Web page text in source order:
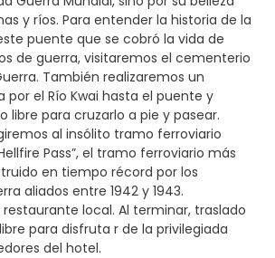
y ríos. Para entender la historia de la
puente que se cobró la vida de
de guerra, visitaremos el cementerio
También realizaremos un
por el Río Kwai hasta el puente y
libre para cruzarlo a pie y pasear.
al insólito tramo ferroviario
Pass”, el tramo ferroviario más
en tiempo récord por los
aliados entre 1942 y 1943.
local. Al terminar, traslado
para disfruta r de la privilegiada
del hotel.